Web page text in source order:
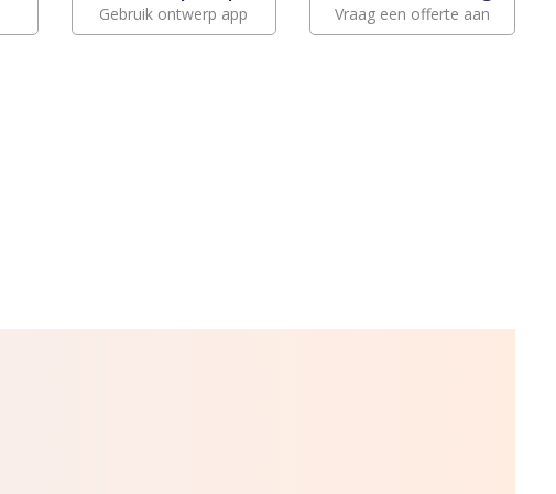
Gebruik ontwerp app Vraag een offerte aan